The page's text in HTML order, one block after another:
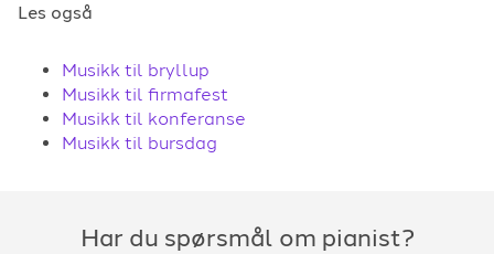
Les også
Musikk til bryllup
Musikk til firmafest
Musikk til konferanse
Musikk til bursdag
Har du spørsmål om pianist?